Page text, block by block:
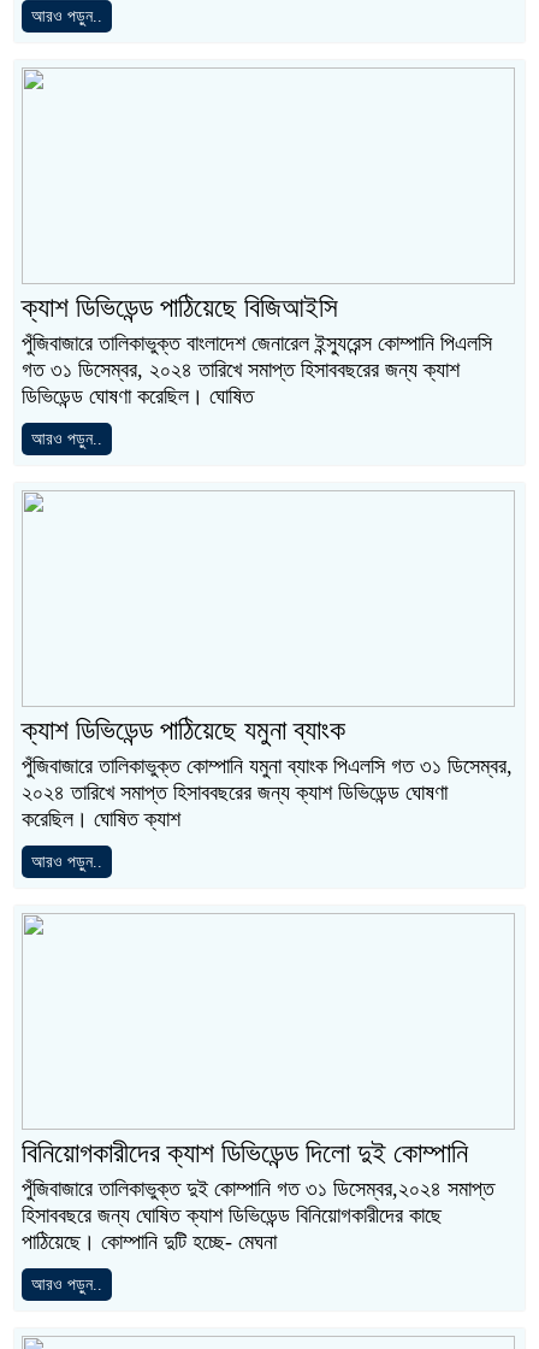
আরও পড়ুন..
ক্যাশ ডিভিডেন্ড পাঠিয়েছে বিজিআইসি
পুঁজিবাজারে তালিকাভুক্ত বাংলাদেশ জেনারেল ইন্স্যুরেন্স কোম্পানি পিএলসি
গত ৩১ ডিসেম্বর, ২০২৪ তারিখে সমাপ্ত হিসাববছরের জন্য ক্যাশ
ডিভিডেন্ড ঘোষণা করেছিল। ঘোষিত
আরও পড়ুন..
ক্যাশ ডিভিডেন্ড পাঠিয়েছে যমুনা ব্যাংক
পুঁজিবাজারে তালিকাভুক্ত কোম্পানি যমুনা ব্যাংক পিএলসি গত ৩১ ডিসেম্বর,
২০২৪ তারিখে সমাপ্ত হিসাববছরের জন্য ক্যাশ ডিভিডেন্ড ঘোষণা
করেছিল। ঘোষিত ক্যাশ
আরও পড়ুন..
বিনিয়োগকারীদের ক্যাশ ডিভিডেন্ড দিলো দুই কোম্পানি
পুঁজিবাজারে তালিকাভুক্ত দুই কোম্পানি গত ৩১ ডিসেম্বর,২০২৪ সমাপ্ত
হিসাববছরে জন্য ঘোষিত ক্যাশ ডিভিডেন্ড বিনিয়োগকারীদের কাছে
পাঠিয়েছে। কোম্পানি দুটি হচ্ছে- মেঘনা
আরও পড়ুন..